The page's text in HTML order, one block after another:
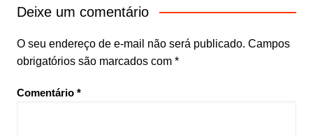
Deixe um comentário
O seu endereço de e-mail não será publicado. Campos
obrigatórios são marcados com *
Comentário *